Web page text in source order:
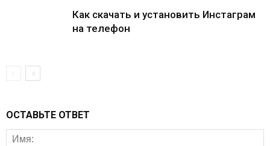
Как скачать и установить Инстаграм
на телефон
ОСТАВЬТЕ ОТВЕТ